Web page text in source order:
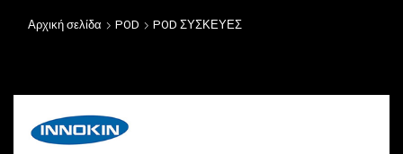
Αρχική σελίδα POD POD ΣΥΣΚΕΥΕΣ